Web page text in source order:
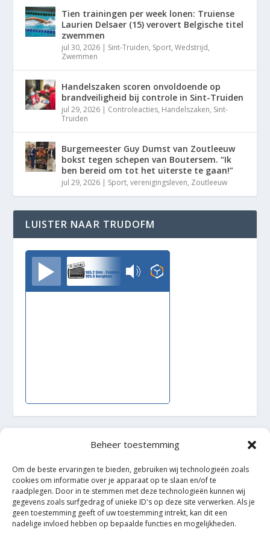
Beheer toestemming
Om de beste ervaringen te bieden, gebruiken wij technologieën zoals
cookies om informatie over je apparaat op te slaan en/of te
raadplegen. Door in te stemmen met deze technologieën kunnen wij
gegevens zoals surfgedrag of unieke ID's op deze site verwerken. Als je
geen toestemming geeft of uw toestemming intrekt, kan dit een
nadelige invloed hebben op bepaalde functies en mogelijkheden.
Tien trainingen per week lonen: Truiense
Laurien Delsaer (15) verovert Belgische titel
zwemmen
jul 30, 2026 | Sint-Truiden, Sport,Wedstrijd,
Zwemmen
Handelszaken scoren onvoldoende op
brandveiligheid bij controle in Sint-Truiden
jul 29, 2026 | Controleacties, Handelszaken, Sint-
Truiden
Burgemeester Guy Dumst van Zoutleeuw
bokst tegen schepen van Boutersem. “Ik
ben bereid om tot het uiterste te gaan!”
jul 29, 2026 | Sport,verenigingsleven, Zoutleeuw
LUISTER NAAR TRUDOFM
TrudoFM
WordPress